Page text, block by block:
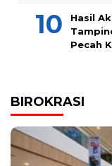
Hasil
Pecah
BIROKRASI